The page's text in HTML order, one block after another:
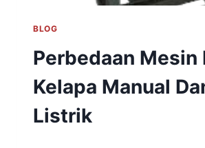
BLOG
Perbedaan Mesin
Kelapa Manual
Listrik